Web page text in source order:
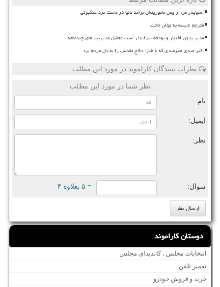
اسپایدر من از پس ماموریتش برآمد دنیا در دست مرد عنکبوتی
مترجم ادیسه به نولان تاخت
مدیر بدون اختیار و بودجه سرایدار است معضل مدیریت های چندماهه!
اکبر عبدی هنرمندی که با طنز، دفاع مقدس را به دل مردم برد
نظرات بینندگان کاراموند در مورد این مطلب
نظر شما در مورد این مطلب
نام:
ایمیل:
نظر:
سوال: = ۵ بعلاوه ۴
دوستان کاراموند
انتخابات مجلس ، کاندیدای مجلس
تعمیر تلفن
خرید و فروش خودرو